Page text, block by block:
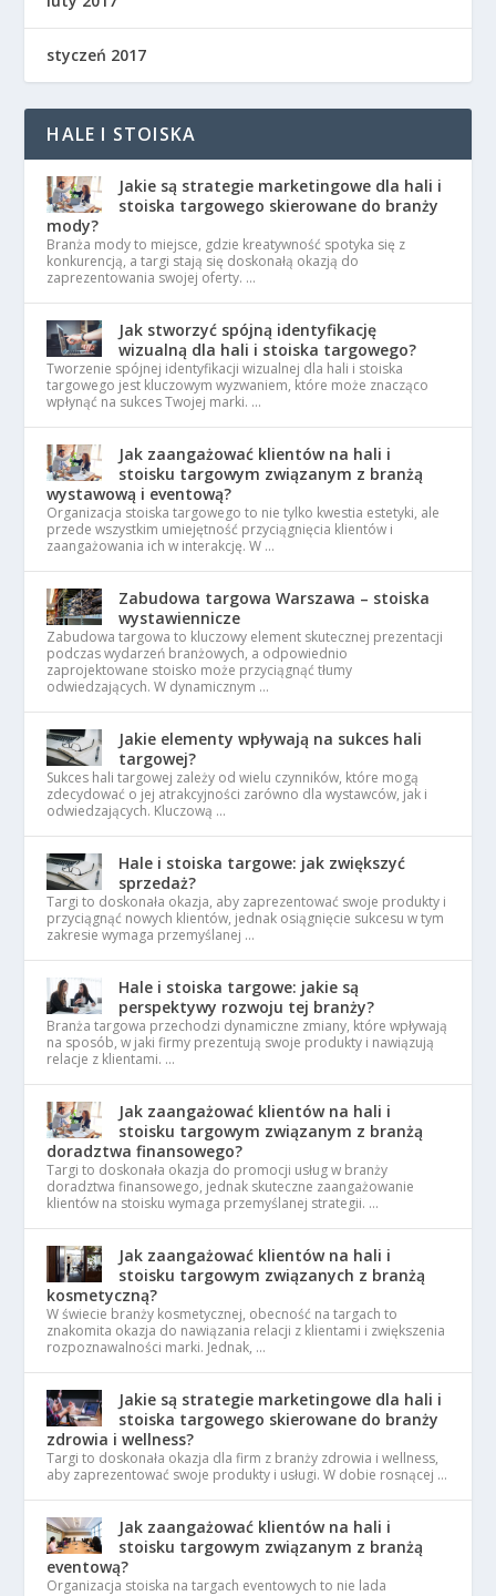
styczeń 2017
HALE I STOISKA
Jakie są strategie marketingowe dla hali i
stoiska targowego skierowane do branży
mody?
Branża mody to miejsce, gdzie kreatywność spotyka się z
konkurencją, a targi stają się doskonałą okazją do
zaprezentowania swojej oferty. …
Jak stworzyć spójną identyfikację
wizualną dla hali i stoiska targowego?
Tworzenie spójnej identyfikacji wizualnej dla hali i stoiska
targowego jest kluczowym wyzwaniem, które może znacząco
wpłynąć na sukces Twojej marki. …
Jak zaangażować klientów na hali i
stoisku targowym związanym z branżą
wystawową i eventową?
Organizacja stoiska targowego to nie tylko kwestia estetyki, ale
przede wszystkim umiejętność przyciągnięcia klientów i
zaangażowania ich w interakcję. W …
Zabudowa targowa Warszawa – stoiska
wystawiennicze
Zabudowa targowa to kluczowy element skutecznej prezentacji
podczas wydarzeń branżowych, a odpowiednio
zaprojektowane stoisko może przyciągnąć tłumy
odwiedzających. W dynamicznym …
Jakie elementy wpływają na sukces hali
targowej?
Sukces hali targowej zależy od wielu czynników, które mogą
zdecydować o jej atrakcyjności zarówno dla wystawców, jak i
odwiedzających. Kluczową …
Hale i stoiska targowe: jak zwiększyć
sprzedaż?
Targi to doskonała okazja, aby zaprezentować swoje produkty i
przyciągnąć nowych klientów, jednak osiągnięcie sukcesu w tym
zakresie wymaga przemyślanej …
Hale i stoiska targowe: jakie są
perspektywy rozwoju tej branży?
Branża targowa przechodzi dynamiczne zmiany, które wpływają
na sposób, w jaki firmy prezentują swoje produkty i nawiązują
relacje z klientami. …
Jak zaangażować klientów na hali i
stoisku targowym związanym z branżą
doradztwa finansowego?
Targi to doskonała okazja do promocji usług w branży
doradztwa finansowego, jednak skuteczne zaangażowanie
klientów na stoisku wymaga przemyślanej strategii. …
Jak zaangażować klientów na hali i
stoisku targowym związanych z branżą
kosmetyczną?
W świecie branży kosmetycznej, obecność na targach to
znakomita okazja do nawiązania relacji z klientami i zwiększenia
rozpoznawalności marki. Jednak, …
Jakie są strategie marketingowe dla hali i
stoiska targowego skierowane do branży
zdrowia i wellness?
Targi to doskonała okazja dla firm z branży zdrowia i wellness,
aby zaprezentować swoje produkty i usługi. W dobie rosnącej …
Jak zaangażować klientów na hali i
stoisku targowym związanym z branżą
eventową?
Organizacja stoiska na targach eventowych to nie lada